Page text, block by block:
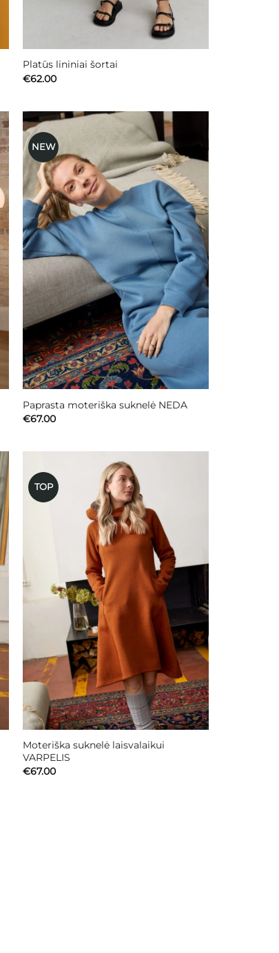
Platūs lininiai šortai
€62.00
NEW
Mėgstamiausias
Paprasta moteriška suknelė NEDA
€67.00
TOP
Mėgstamiausias
Moteriška suknelė laisvalaikui
VARPELIS
€67.00